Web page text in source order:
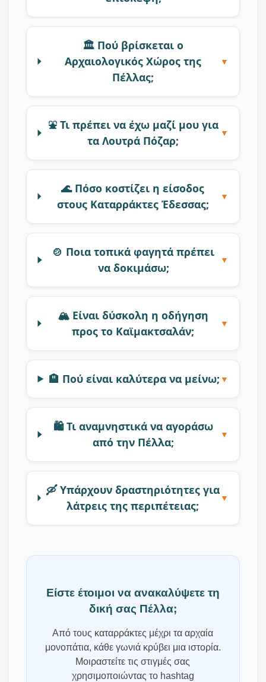
🏛️ Πού βρίσκεται ο
Αρχαιολογικός Χώρος της
Πέλλας;
▼
⛲ Τι πρέπει να έχω μαζί μου για
τα Λουτρά Πόζαρ;
▼
🌊 Πόσο κοστίζει η είσοδος
στους Καταρράκτες Έδεσσας;
▼
🍲 Ποια τοπικά φαγητά πρέπει
να δοκιμάσω;
▼
🏔️ Είναι δύσκολη η οδήγηση
προς το Καϊμακτσαλάν;
▼
🏨 Πού είναι καλύτερα να μείνω; ▼
🛍️ Τι αναμνηστικά να αγοράσω
από την Πέλλα;
▼
🛶 Υπάρχουν δραστηριότητες για
λάτρεις της περιπέτειας;
▼
Είστε έτοιμοι να ανακαλύψετε τη
δική σας Πέλλα;
Από τους καταρράκτες μέχρι τα αρχαία
μονοπάτια, κάθε γωνιά κρύβει μια ιστορία.
Μοιραστείτε τις στιγμές σας
χρησιμοποιώντας το hashtag